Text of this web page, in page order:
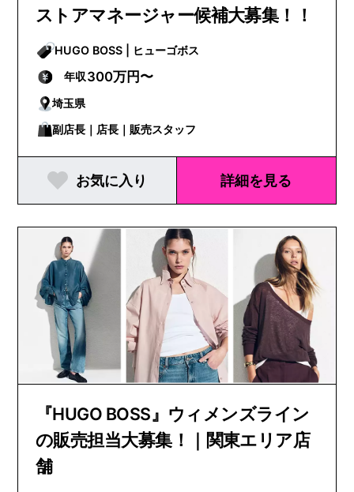
ストアマネージャー候補大募集！！
HUGO BOSS | ヒューゴボス
年収300万円〜
埼玉県
副店長｜店長｜販売スタッフ
お気に入り 詳細を見る
『HUGO BOSS』ウィメンズライン
の販売担当大募集！｜関東エリア店
舗